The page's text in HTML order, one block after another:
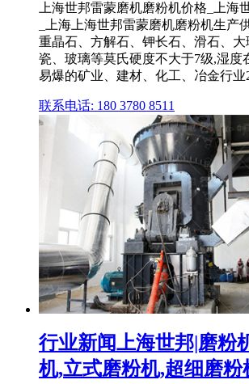
上海世邦雷蒙磨机磨粉机价格_上海
_上海上海世邦雷蒙磨机磨粉机生产
重晶石、方解石、钾长石、滑石、
瓷、玻璃等莫氏硬度不大于7级,湿度
易爆的矿业、建材、化工、冶金行业
联系电话: 180 3780 8511
行业新闻上海世邦|磨粉
机,立式磨粉机,超细磨粉